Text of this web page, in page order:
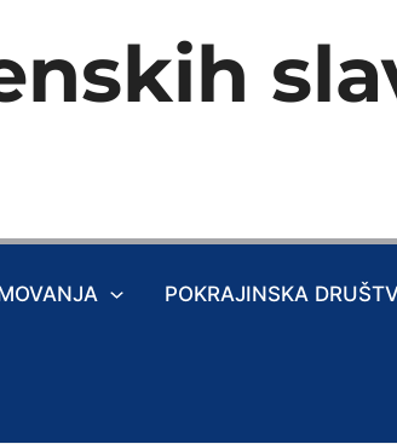
POKRAJINSKA